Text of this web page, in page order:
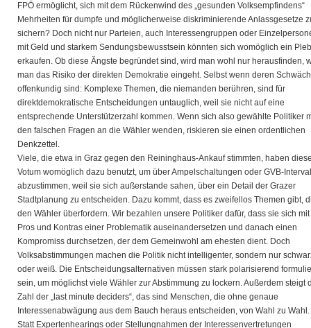
FPÖ ermöglicht, sich mit dem Rückenwind des „gesunden Volksempfindens“
Mehrheiten für dumpfe und möglicherweise diskriminierende Anlassgesetze
sichern? Doch nicht nur Parteien, auch Interessengruppen oder
mit Geld und starkem Sendungsbewusstsein könnten sich womöglich ein
erkaufen. Ob diese Ängste begründet sind, wird man wohl nur herausfinden,
man das Risiko der direkten Demokratie eingeht. Selbst wenn deren
offenkundig sind: Komplexe Themen, die niemanden berühren, sind für
direktdemokratische Entscheidungen untauglich, weil sie nicht auf eine
entsprechende Unterstützerzahl kommen. Wenn sich also gewählte Politiker
den falschen Fragen an die Wähler wenden, riskieren sie einen ordentlichen
Denkzettel.
Viele, die etwa in Graz gegen den Reininghaus-Ankauf stimmten, haben
Votum womöglich dazu benutzt, um über Ampelschaltungen oder GVB-
abzustimmen, weil sie sich außerstande sahen, über ein Detail der Grazer
Stadtplanung zu entscheiden. Dazu kommt, dass es zweifellos Themen gibt,
den Wähler überfordern. Wir bezahlen unsere Politiker dafür, dass sie sich
Pros und Kontras einer Problematik auseinandersetzen und danach einen
Kompromiss durchsetzen, der dem Gemeinwohl am ehesten dient. Doch
Volksabstimmungen machen die Politik nicht intelligenter, sondern nur
oder weiß. Die Entscheidungsalternativen müssen stark polarisierend
sein, um möglichst viele Wähler zur Abstimmung zu lockern. Außerdem steigt
Zahl der „last minute deciders“, das sind Menschen, die ohne genaue
Interessenabwägung aus dem Bauch heraus entscheiden, von Wahl zu Wahl.
Statt Expertenhearings oder Stellungnahmen der Interessenvertretungen